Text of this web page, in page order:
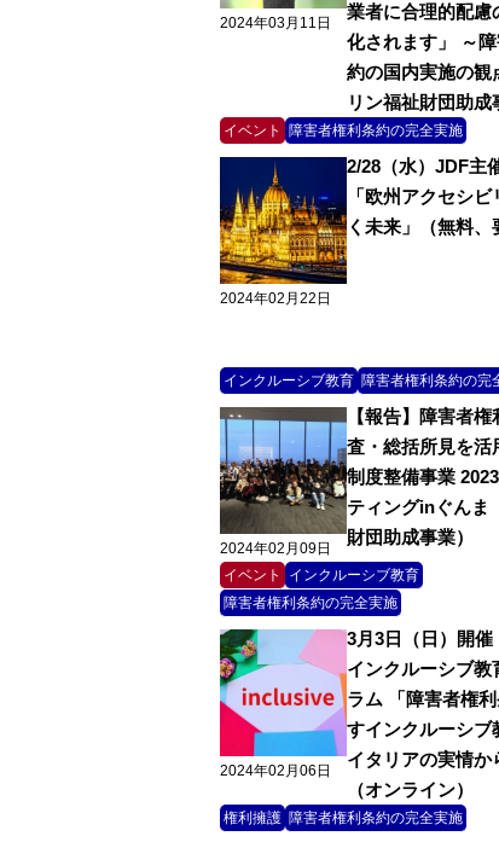
2024年03月11日
業者に合理的配慮
化されます」 ～
約の国内実施の観
リン福祉財団助成
イベント 障害者権利条約の完全実施
2024年02月22日
2/28（水）JDF主
「欧州アクセシ
く未来」（無料、
インクルーシブ教育 障害者権利条約の完
2024年02月09日
【報告】障害者
査・総括所見を活
制度整備事業
ティングinぐんま
財団助成事業）
イベント
インクルーシブ教育
障害者権利条約の完全実施
2024年02月06日
3月3日（日）開催
インクルーシブ教
ラム 「障害者権
すインクルーシブ
イタリアの実情か
（オンライン）
権利擁護 障害者権利条約の完全実施